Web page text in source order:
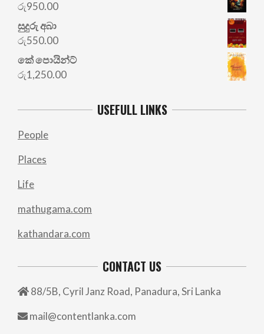
රු950.00
සුදුරු අබා
රු550.00
කේ පොයින්ට්
රු1,250.00
USEFULL LINKS
People
Places
Life
mathugama.com
kathandara.com
CONTACT US
88/5B, Cyril Janz Road, Panadura, Sri Lanka
mail@contentlanka.com